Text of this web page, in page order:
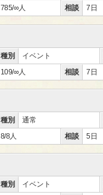
785/∞人 相談 7日
種別 イベント
109/∞人 相談 7日
種別 通常
8/8人 相談 5日
種別 イベント